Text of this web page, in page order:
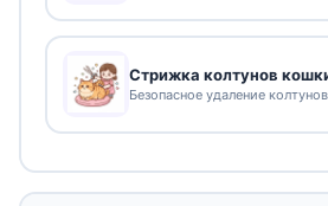
Стрижка колтунов
Безопасное удаление